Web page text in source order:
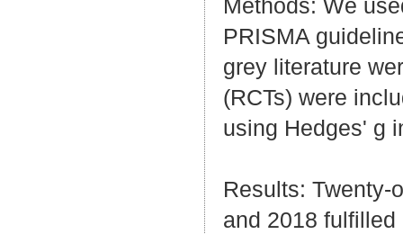
Methods: We
PRISMA
grey literature
(RCTs) were
using Hedges' g
Results: Twenty-
and 2018